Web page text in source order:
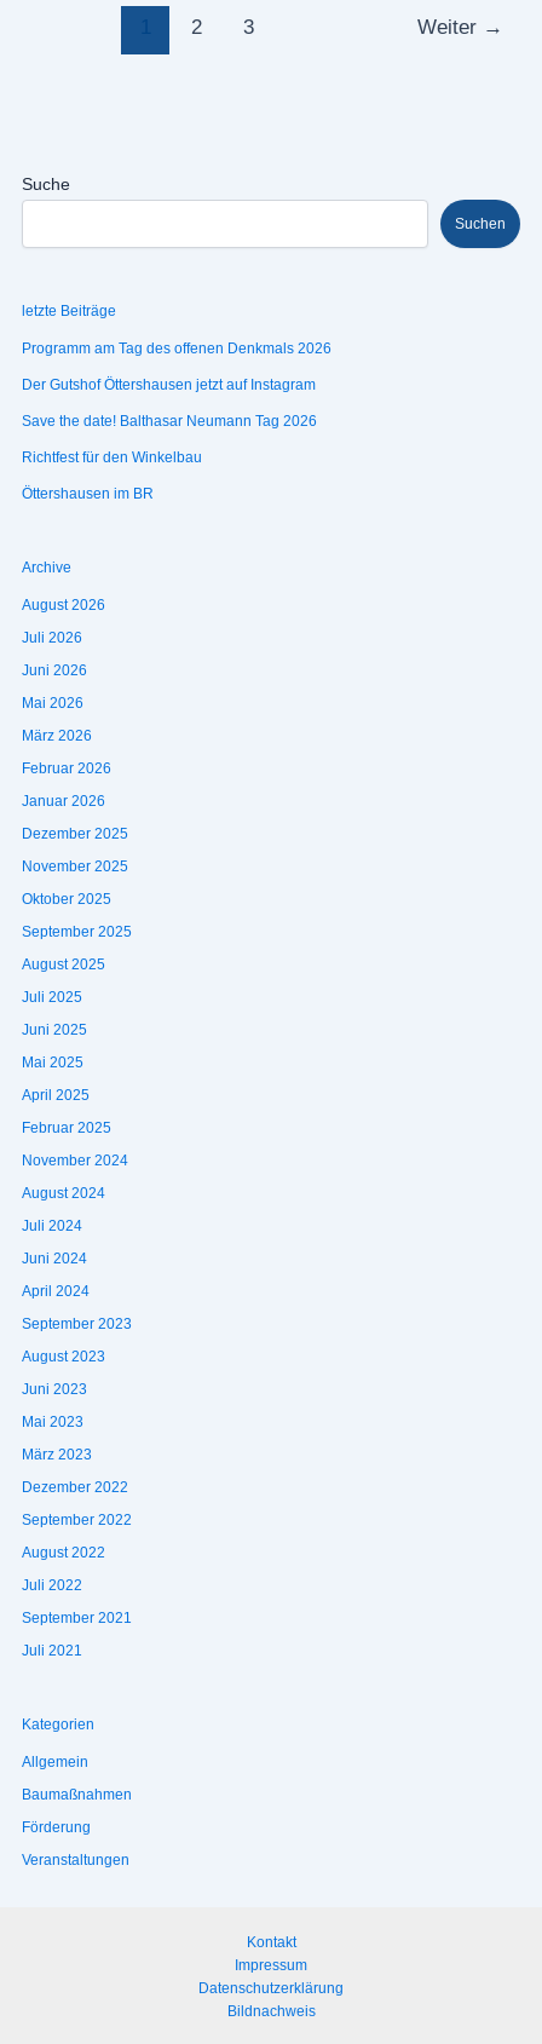
2 3 Weiter →
Suche
Suchen
letzte Beiträge
Programm am Tag des offenen Denkmals 2026
Der Gutshof Öttershausen jetzt auf Instagram
Save the date! Balthasar Neumann Tag 2026
Richtfest für den Winkelbau
Öttershausen im BR
Archive
August 2026
Juli 2026
Juni 2026
Mai 2026
März 2026
Februar 2026
Januar 2026
Dezember 2025
November 2025
Oktober 2025
September 2025
August 2025
Juli 2025
Juni 2025
Mai 2025
April 2025
Februar 2025
November 2024
August 2024
Juli 2024
Juni 2024
April 2024
September 2023
August 2023
Juni 2023
Mai 2023
März 2023
Dezember 2022
September 2022
August 2022
Juli 2022
September 2021
Juli 2021
Kategorien
Allgemein
Baumaßnahmen
Förderung
Veranstaltungen
Kontakt
Impressum
Datenschutzerklärung
Bildnachweis